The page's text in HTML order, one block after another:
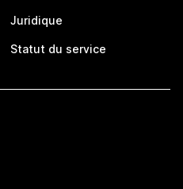
Juridique
Statut du service